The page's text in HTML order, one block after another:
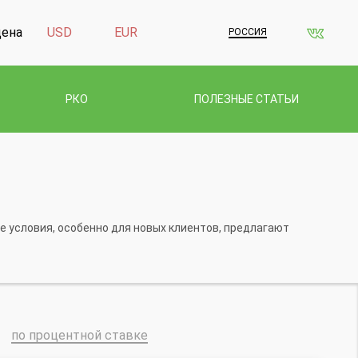
USD EUR РОССИЯ
РКО ПОЛЕЗНЫЕ СТАТЬИ
особенно для новых клиентов, предлагают
по процентной ставке